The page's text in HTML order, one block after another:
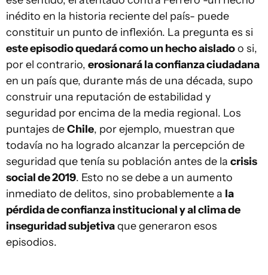
inédito en la historia reciente del país- puede
constituir un punto de inflexión. La pregunta es si
este episodio quedará como un hecho aisladoo si,
por el contrario, erosionará la confianza ciudadana
en un país que, durante más de una década, supo
construir una reputación de estabilidad y
seguridad por encima de la media regional. Los
puntajes deChile, por ejemplo, muestran que
todavía no ha logrado alcanzar la percepción de
seguridad que tenía su población antes de la crisis
social de 2019. Esto no se debe a un aumento
inmediato de delitos, sino probablemente a la
pérdida de confianza institucional y al clima de
inseguridad subjetivaque generaron esos
episodios.